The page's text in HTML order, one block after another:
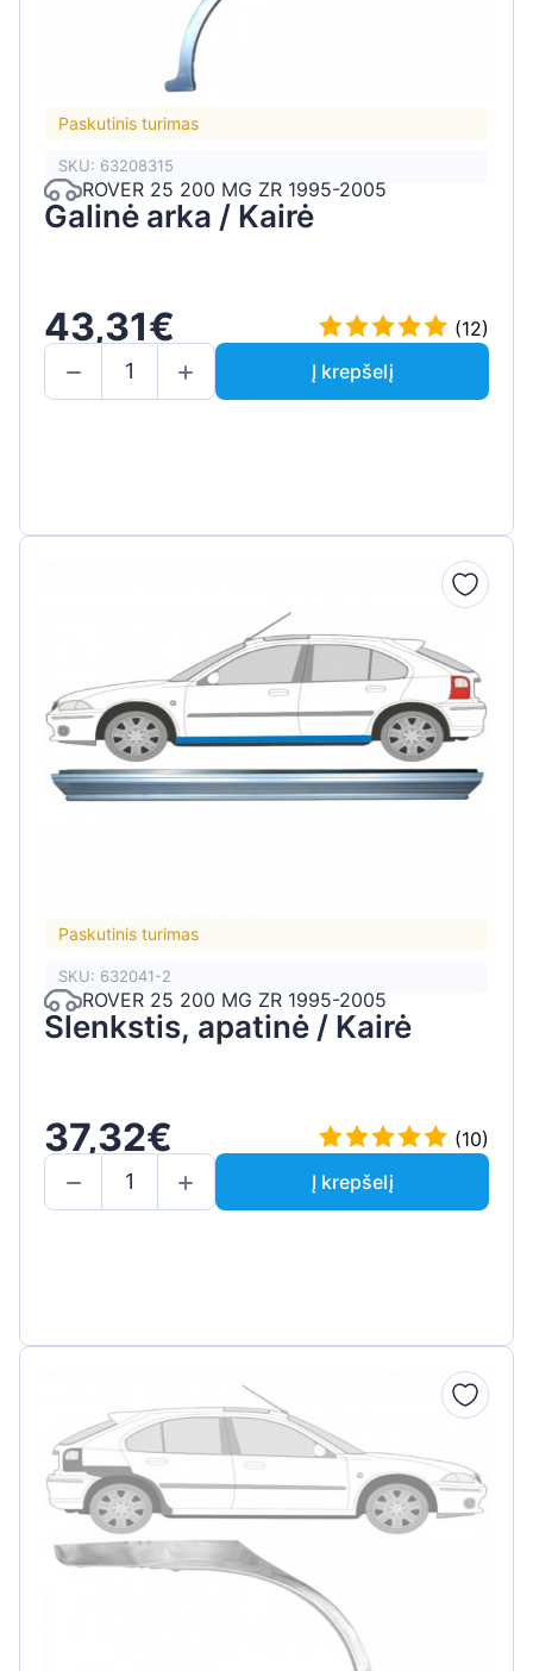
Paskutinis turimas
SKU: 63208315
ROVER 25 200 MG ZR 1995-2005
Galinė arka / Kairė
43,31€
(12)
Į krepšelį
Paskutinis turimas
SKU: 632041-2
ROVER 25 200 MG ZR 1995-2005
Slenkstis, apatinė / Kairė
37,32€
(10)
Į krepšelį